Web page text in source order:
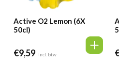
Active O2 Lemon (6X
50cl)
€9,59 incl. btw